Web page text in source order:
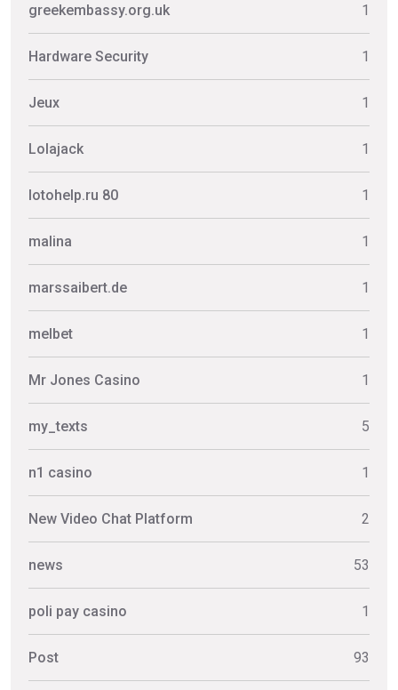
greekembassy.org.uk 1
Hardware Security 1
Jeux 1
Lolajack 1
lotohelp.ru 80 1
malina 1
marssaibert.de 1
melbet 1
Mr Jones Casino 1
my_texts 5
n1 casino 1
New Video Chat Platform 2
news 53
poli pay casino 1
Post 93